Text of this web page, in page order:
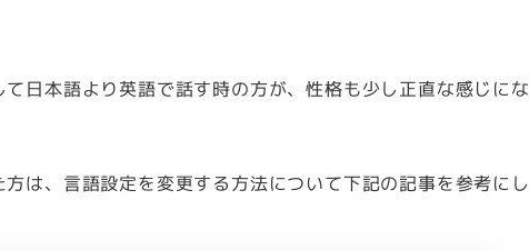
日本語より英語で話す時の方が、性格も少し正直な感じにな
は、言語設定を変更する方法について下記の記事を参考にし